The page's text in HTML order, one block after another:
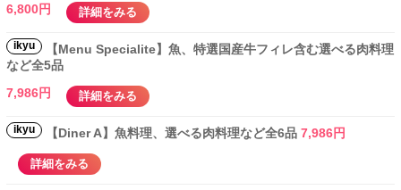
6,800円
詳細をみる
ikyu
【Menu Specialite】魚、特選国産牛フィレ含む選べる肉料理
など全5品
7,986円
詳細をみる
ikyu 【Diner A】魚料理、選べる肉料理など全6品 7,986円
詳細をみる